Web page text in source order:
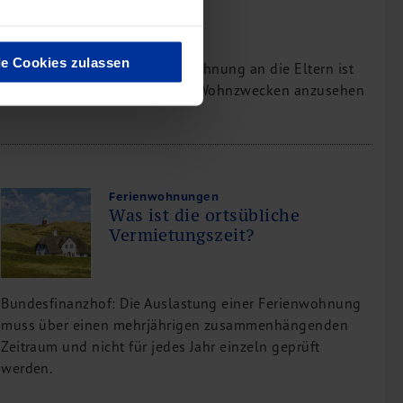
Cookies zulassen
BFH: Die Überlassung einer Wohnung an die Eltern ist
nicht als Nutzung zu eigenen Wohnzwecken anzusehen
Ferienwohnungen
Was ist die ortsübliche
Vermietungszeit?
Bundesfinanzhof: Die Auslastung einer Ferienwohnung
muss über einen mehrjährigen zusammenhängenden
Zeitraum und nicht für jedes Jahr einzeln geprüft
werden.